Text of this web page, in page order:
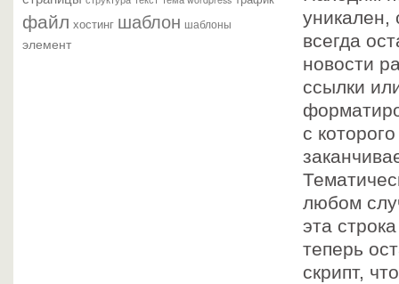
файл хостинг шаблон шаблоны
элемент
уникален,
всегда
новости
ссылки
с
любом
эта
теперь
скрипт,